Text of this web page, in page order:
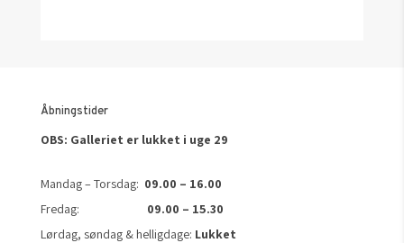
Åbningstider
OBS: Galleriet er lukket i uge 29
Mandag – Torsdag: 09.00 – 16.00
Fredag: 09.00 – 15.30
Lørdag, søndag & helligdage: Lukket